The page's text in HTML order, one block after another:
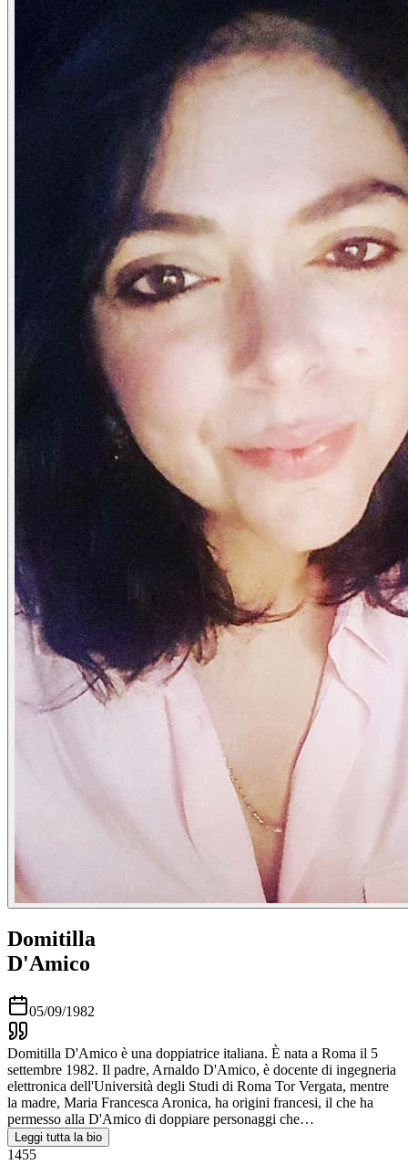
Domitilla
D'Amico
05/09/1982
Domitilla D'Amico è una doppiatrice italiana. È nata a Roma il 5
settembre 1982. Il padre, Arnaldo D'Amico, è docente di ingegneria
elettronica dell'Università degli Studi di Roma Tor Vergata, mentre
la madre, Maria Francesca Aronica, ha origini francesi, il che ha
permesso alla D'Amico di doppiare personaggi che…
Leggi tutta la bio
1455